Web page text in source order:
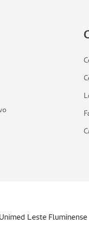
Unimed Leste Fluminense